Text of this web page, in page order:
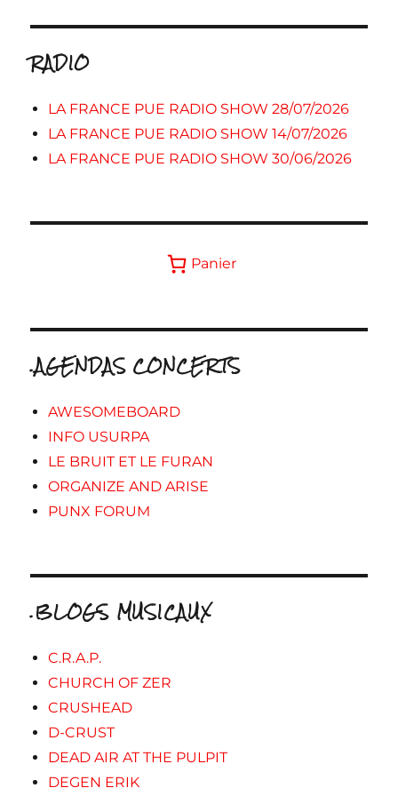
RADIO
LA FRANCE PUE RADIO SHOW 28/07/2026
LA FRANCE PUE RADIO SHOW 14/07/2026
LA FRANCE PUE RADIO SHOW 30/06/2026
Panier
.AGENDAS CONCERTS
AWESOMEBOARD
INFO USURPA
LE BRUIT ET LE FURAN
ORGANIZE AND ARISE
PUNX FORUM
.BLOGS MUSICAUX
C.R.A.P.
CHURCH OF ZER
CRUSHEAD
D-CRUST
DEAD AIR AT THE PULPIT
DEGEN ERIK